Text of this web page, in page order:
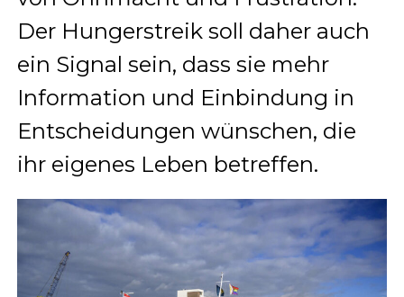
Der Hungerstreik soll daher auch
ein Signal sein, dass sie mehr
Information und Einbindung in
Entscheidungen wünschen, die
ihr eigenes Leben betreffen.